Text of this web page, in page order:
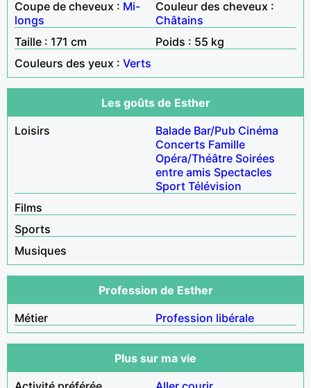
Coupe de cheveux : Mi-
longs
Couleur des cheveux :
Châtains
Taille : 171 cm
Poids : 55 kg
Couleurs des yeux : Verts
Les goûts de Esther
Loisirs
Balade Bar/Pub Cinéma
Concerts Famille
Opéra/Théâtre Soirées
entre amis Spectacles
Sport Télévision
Films
Sports
Musiques
Profession de Esther
Métier
Profession libérale
Plus sur ma vie